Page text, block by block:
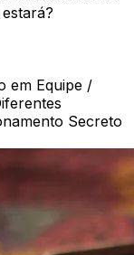
em Equipe /
Secreto